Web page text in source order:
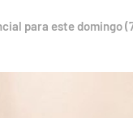
para este domingo